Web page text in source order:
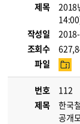
제목
2018
작성일
조회수
파일
번호
112
제목
한국
공개